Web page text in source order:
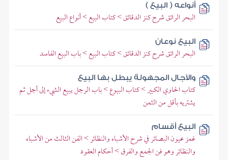
أنواعه ( البيع )
البحر الرائق شرح كنز الدقائق > كتاب البيع > أنواع البيع
البيع نوعان
البحر الرائق شرح كنز الدقائق > كتاب البيع > باب البيع الفاسد
والآجال المجهولة يبطل بها البيع
كتاب الحاوي الكبير > كتاب البيوع > باب الرجل يبيع الشيء إلى أجل ثم
يشتريه بأقل من الثمن
البيع أقسام
غمز عيون البصائر في شرح الأشباه والنظائر > الفن الثالث من الأشباه
والنظائر وهو فن الجمع والفرق > أحكام العقود